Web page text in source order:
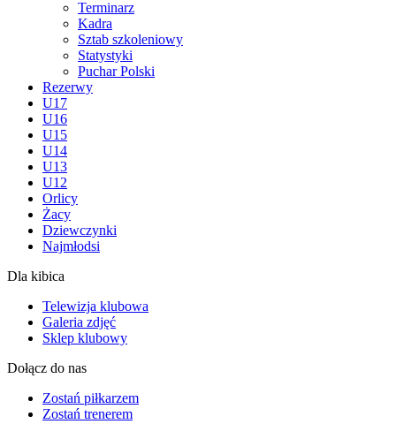
Terminarz
Kadra
Sztab szkoleniowy
Statystyki
Puchar Polski
Rezerwy
U17
U16
U15
U14
U13
U12
Orlicy
Żacy
Dziewczynki
Najmłodsi
Dla kibica
Telewizja klubowa
Galeria zdjęć
Sklep klubowy
Dołącz do nas
Zostań piłkarzem
Zostań trenerem